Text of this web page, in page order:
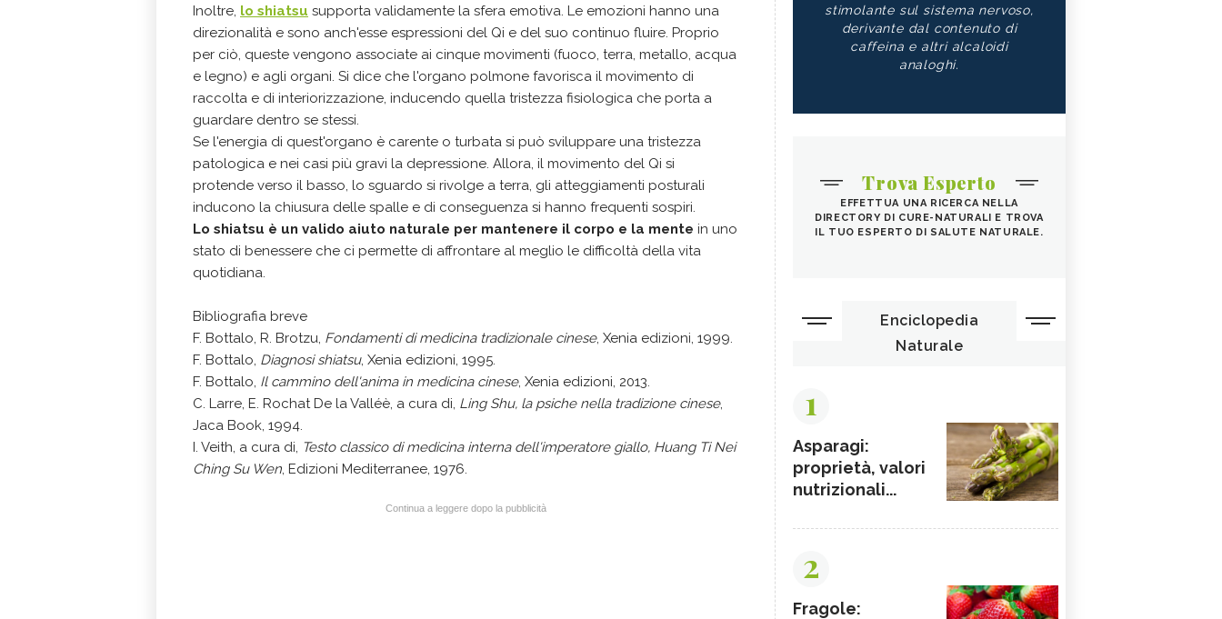
Inoltre, lo shiatsu supporta validamente la sfera emotiva. Le emozioni hanno una
direzionalità e sono anch'esse espressioni del Qi e del suo continuo fluire. Proprio
per ciò, queste vengono associate ai cinque movimenti (fuoco, terra, metallo, acqua
e legno) e agli organi. Si dice che l'organo polmone favorisca il movimento di
raccolta e di interiorizzazione, inducendo quella tristezza fisiologica che porta a
guardare dentro se stessi.
Se l'energia di quest'organo è carente o turbata si può sviluppare una tristezza
patologica e nei casi più gravi la depressione. Allora, il movimento del Qi si
protende verso il basso, lo sguardo si rivolge a terra, gli atteggiamenti posturali
inducono la chiusura delle spalle e di conseguenza si hanno frequenti sospiri.
Lo shiatsu è un valido aiuto naturale per mantenere il corpo e la mente in uno
stato di benessere che ci permette di affrontare al meglio le difficoltà della vita
quotidiana.
Bibliografia breve
F. Bottalo, R. Brotzu, Fondamenti di medicina tradizionale cinese, Xenia edizioni, 1999.
F. Bottalo, Diagnosi shiatsu, Xenia edizioni, 1995.
F. Bottalo, Il cammino dell'anima in medicina cinese, Xenia edizioni, 2013.
C. Larre, E. Rochat De la Valléè, a cura di, Ling Shu, la psiche nella tradizione cinese,
Jaca Book, 1994.
I. Veith, a cura di, Testo classico di medicina interna dell'imperatore giallo, Huang Ti Nei
Ching Su Wen, Edizioni Mediterranee, 1976.
Continua a leggere dopo la pubblicità
stimolante sul sistema nervoso,
derivante dal contenuto di
caffeina e altri alcaloidi
analoghi.
Trova Esperto
EFFETTUA UNA RICERCA NELLA
DIRECTORY DI CURE-NATURALI E TROVA
IL TUO ESPERTO DI SALUTE NATURALE.
Enciclopedia
Naturale
1
Asparagi:
proprietà, valori
nutrizionali...
2
Fragole: